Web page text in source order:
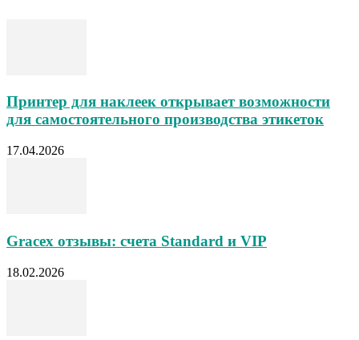
Принтер для наклеек открывает возможности
для самостоятельного производства этикеток
17.04.2026
Gracex отзывы: счета Standard и VIP
18.02.2026